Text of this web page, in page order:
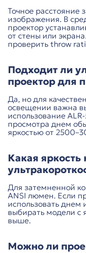
Точное расстояние
изображения. В
проектор
от стены или
проверить throw
Подходит ли
проектор для
Да, но для
освещении важна
использование
просмотра днем
яркостью от
Какая
Для затемненной
ANSI люмен. Если
использовать
выбирать модели с
выше.
Можно ли